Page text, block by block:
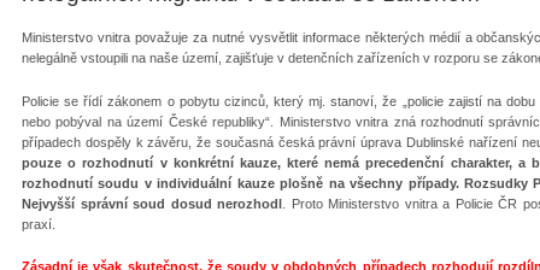
Ministerstvo vnitra považuje za nutné vysvětlit informace některých médií a
nelegálně vstoupili na naše území, zajišťuje v detenčních zařízeních v rozporu se
Policie se řídí zákonem o pobytu cizinců, který mj. stanoví, že „policie zajistí na
nebo pobýval na území České republiky“. Ministerstvo vnitra zná rozhodnutí
případech dospěly k závěru, že současná česká právní úprava Dublinské nařízení
pouze o rozhodnutí v konkrétní kauze, které nemá precedenční charakter,
rozhodnutí soudu v individuální kauze plošně na všechny případy. Rozsudky
Nejvyšší správní soud dosud nerozhodl . Proto Ministerstvo vnitra a Policie ČR
praxí.
Zásadní je však skutečnost, že soudy v obdobných případech rozhodují